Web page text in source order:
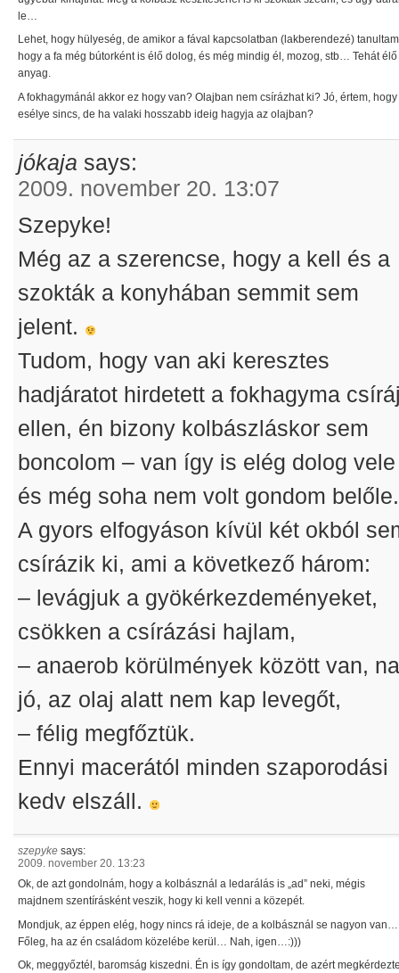
le…
Lehet, hogy hülyeség, de amikor a fával kapcsolatban (lakberendezé)
hogy a fa még bútorként is élő dolog, és még mindig él, mozog, stb… Tehát élő
anyag.
A fokhagymánál akkor ez hogy van? Olajban nem csírázhat ki? Jó, értem, hogy
esélye sincs, de ha valaki hosszabb ideig hagyja az olajban?
jókaja says:
2009. november 20. 13:07
Szepyke!
Még az a szerencse, hogy a kell és a
szokták a konyhában semmit sem
jelent.
Tudom, hogy van aki keresztes
hadjáratot hirdetett a fokhagyma
ellen, én bizony kolbászláskor sem
boncolom – van így is elég dolog
és még soha nem volt gondom belőle.
A gyors elfogyáson kívül két okból
csírázik ki, ami a következő három:
– levágjuk a gyökérkezdeményeket,
csökken a csírázási hajlam,
– anaerob körülmények között van,
jó, az olaj alatt nem kap levegőt,
– félig megfőztük.
Ennyi macerától minden szaporodási
kedv elszáll.
szepyke says:
2009. november 20. 13:23
Ok, de azt gondolnám, hogy a kolbásznál a ledarálás is „ad” neki, mégis
majdnem szentírásként veszik, hogy ki kell venni a közepét.
Mondjuk, az éppen elég, hogy nincs rá ideje, de a kolbásznál se nagyon van…
Főleg, ha az én családom közelébe kerül… Nah, igen…:)))
Ok, meggyőztél, baromság kiszedni. Én is így gondoltam, de azért